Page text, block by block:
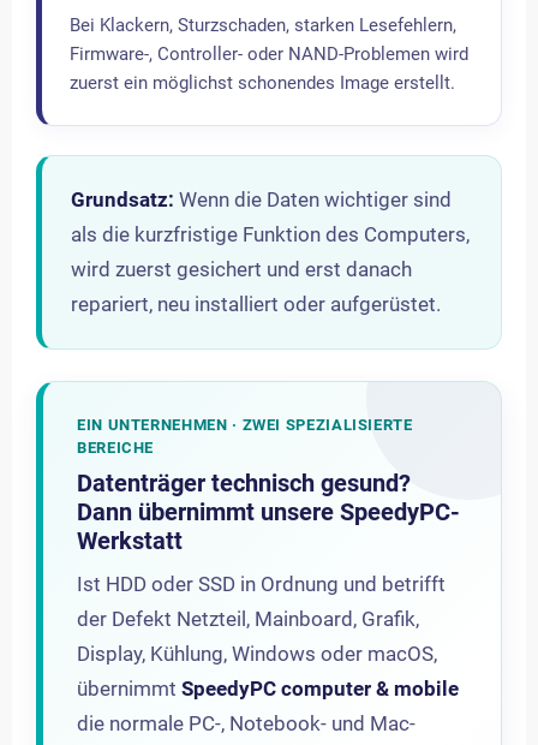
Bei Klackern, Sturzschaden, starken Lesefehlern,
Firmware-, Controller- oder NAND-Problemen wird
zuerst ein möglichst schonendes Image erstellt.
Grundsatz: Wenn die Daten wichtiger sind
als die kurzfristige Funktion des Computers,
wird zuerst gesichert und erst danach
repariert, neu installiert oder aufgerüstet.
EIN UNTERNEHMEN · ZWEI SPEZIALISIERTE
BEREICHE
Datenträger technisch gesund?
Dann übernimmt unsere SpeedyPC-
Werkstatt
Ist HDD oder SSD in Ordnung und betrifft
der Defekt Netzteil, Mainboard, Grafik,
Display, Kühlung, Windows oder macOS,
übernimmt SpeedyPC computer & mobile
die normale PC-, Notebook- und Mac-